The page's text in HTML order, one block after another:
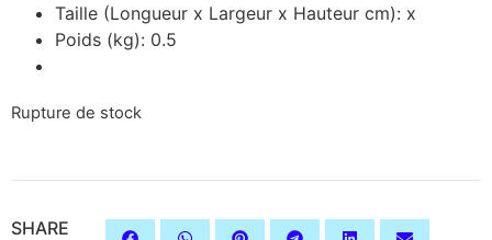
Taille (Longueur x Largeur x Hauteur cm): x
Poids (kg): 0.5
Rupture de stock
SHARE